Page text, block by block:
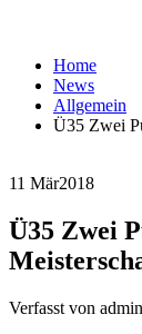
Home
News
Allgemein
Ü35 Zwei
11 Mär2018
Ü35 Zwei
Verfasst von